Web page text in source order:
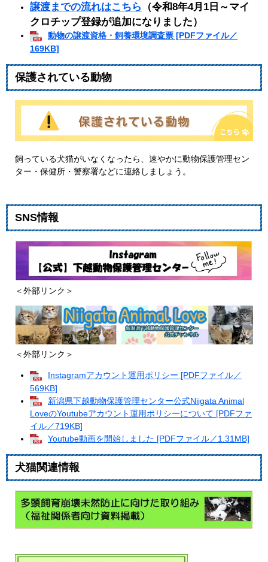
譲渡までの流れはこちら
（令和8年4月1日～マイ
クロチップ登録が追加になりました）
動物の譲渡資格・飼養環境調査票 [PDFファイル／
169KB]
保護されている動物
飼っている犬猫がいなくなったら、速やかに動物保護管理セン
ター・保健所・警察署などに連絡しましょう。
SNS情報
＜外部リンク＞
＜外部リンク＞
Instagramアカウント運用ポリシー [PDFファイル／
569KB]
新潟県下越動物保護管理センター公式Niigata Animal
LoveのYoutubeアカウント運用ポリシーについて [PDFファ
イル／719KB]
Youtube動画を開始しました [PDFファイル／1.31MB]
犬猫関連情報